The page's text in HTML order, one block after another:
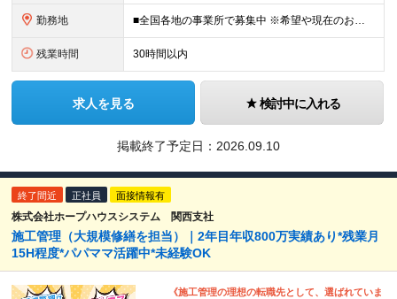
勤務地 ■全国各地の事業所で募集中 ※希望や現在のお住まいを考慮！面接時に希望の勤務地をお聞かせください ※現場への直行、自宅への直帰可能です ※Uターン・Iターンも歓迎します ■本社所在地 愛知県名古屋市
残業時間 30時間以内
求人を見る 検討中に入れる
掲載終了予定日： 2026.09.10
終了間近 正社員 面接情報有
株式会社ホープハウスシステム 関西支社
施工管理（大規模修繕を担当）｜2年目年収800万実績あり*残業月
15H程度*パパママ活躍中*未経験OK
《施工管理の理想の転職先として、選ばれていま